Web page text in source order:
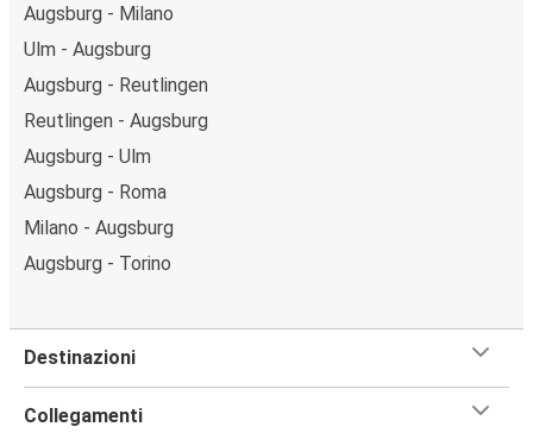
Augsburg - Milano
Ulm - Augsburg
Augsburg - Reutlingen
Reutlingen - Augsburg
Augsburg - Ulm
Augsburg - Roma
Milano - Augsburg
Augsburg - Torino
Destinazioni
Collegamenti